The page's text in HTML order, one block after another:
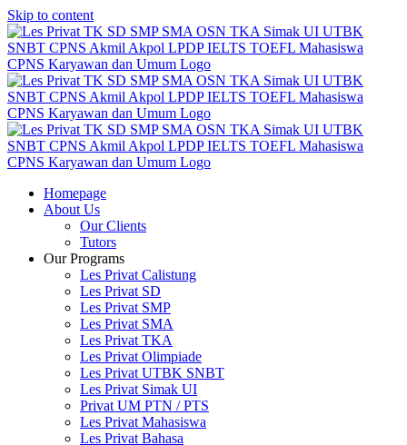
Skip to content
Homepage
About Us
Our Clients
Tutors
Our Programs
Les Privat Calistung
Les Privat SD
Les Privat SMP
Les Privat SMA
Les Privat TKA
Les Privat Olimpiade
Les Privat UTBK SNBT
Les Privat Simak UI
Privat UM PTN / PTS
Les Privat Mahasiswa
Les Privat Bahasa